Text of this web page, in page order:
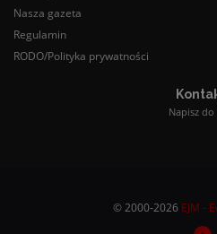
Nasza gazeta
Regulamin
RODO/Polityka prywatności
Napisz do
© 2000-2026 EJM -